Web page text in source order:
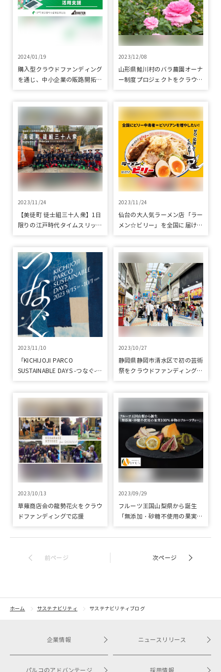
2024/01/19
購入型クラウドファンディング
を通じ、中小企業の販路開拓を
2023/12/08
山形県鮭川村のバラ農園オーナ
ー制度プロジェクトをクラウド
2023/11/24
【美徒町 徒士組三十人衆】1日
限りの江戸時代タイムスリップ
2023/11/24
仙台の大人気ラーメン店「ラー
メン☆ビリー」を全国に届けた
2023/11/10
「KICHIJOJI PARCO
SUSTAINABLE DAYS -つなぐ-」
2023/10/27
静岡県静岡市清水区で初の芸術
祭をクラウドファンディングで
2023/10/13
草薙商店会の龍勢花火をクラウ
ドファンディングで応援
2023/09/29
フルーツ王国山梨県から誕生
「無添加・砂糖不使用の果実
クラウドファンディングで応援
前ページ 次ページ
ホーム サステナビリティ サステナビリティブログ
企業情報
パルコのアドバンテージ
ニュースリリース
採用情報